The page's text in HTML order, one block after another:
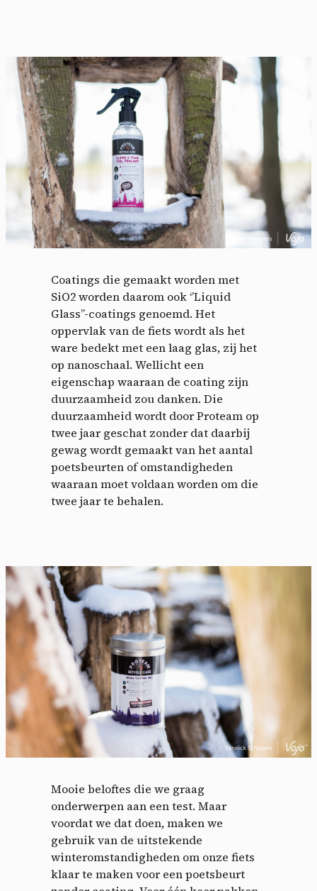
Coatings die gemaakt worden met
SiO2 worden daarom ook ‘’Liquid
Glass’’-coatings genoemd. Het
oppervlak van de fiets wordt als het
ware bedekt met een laag glas, zij het
op nanoschaal. Wellicht een
eigenschap waaraan de coating zijn
duurzaamheid zou danken. Die
duurzaamheid wordt door Proteam op
twee jaar geschat zonder dat daarbij
gewag wordt gemaakt van het aantal
poetsbeurten of omstandigheden
waaraan moet voldaan worden om die
twee jaar te behalen.
Mooie beloftes die we graag
onderwerpen aan een test. Maar
voordat we dat doen, maken we
gebruik van de uitstekende
winteromstandigheden om onze fiets
klaar te maken voor een poetsbeurt